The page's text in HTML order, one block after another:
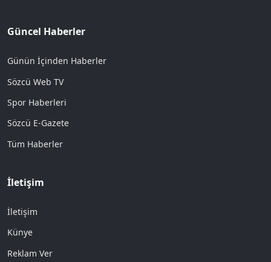
Güncel Haberler
Günün İçinden Haberler
Sözcü Web TV
Spor Haberleri
Sözcü E-Gazete
Tüm Haberler
İletişim
İletişim
Künye
Reklam Ver